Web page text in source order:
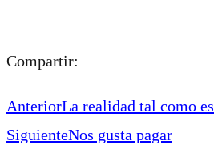
Compartir:
AnteriorLa realidad tal como es
SiguienteNos gusta pagar